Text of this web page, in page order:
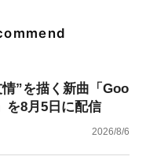
”を描く新曲「Goo
8月5日に配信
2026/8/6